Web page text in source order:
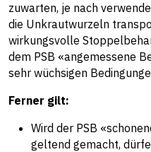
zuwarten, je nach
die Unkrautwurzeln
wirkungsvolle
dem PSB «angemessene
sehr wüchsigen
Ferner gilt:
Wird der PSB
geltend gemacht,